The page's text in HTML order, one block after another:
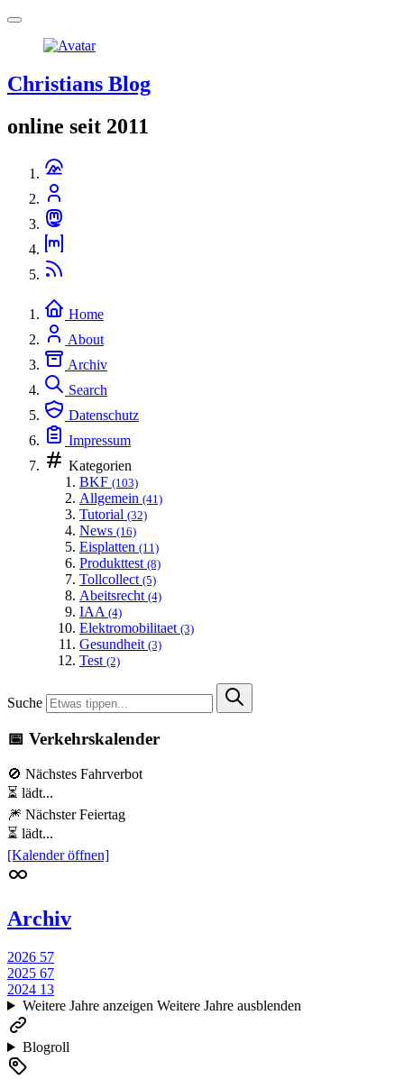
Christians Blog
online seit 2011
Home
About
Archiv
Search
Datenschutz
Impressum
Kategorien
BKF (103)
Allgemein (41)
Tutorial (32)
News (16)
Eisplatten (11)
Produkttest (8)
Tollcollect (5)
Abeitsrecht (4)
IAA (4)
Elektromobilitaet (3)
Gesundheit (3)
Test (2)
Suche
📅 Verkehrskalender
🚫 Nächstes Fahrverbot
⏳ lädt...
🎆 Nächster Feiertag
⏳ lädt...
[Kalender öffnen]
Archiv
2026 57
2025 67
2024 13
Weitere Jahre anzeigen Weitere Jahre ausblenden
Blogroll